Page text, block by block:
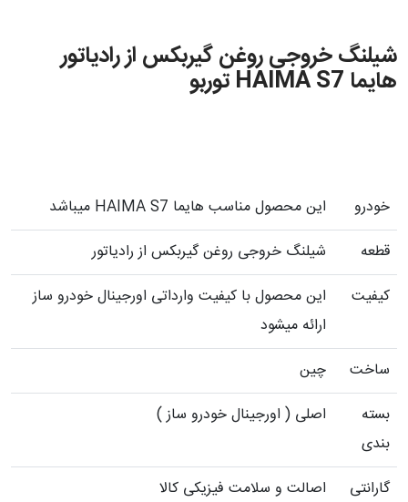
شیلنگ خروجی روغن گیربکس از رادیاتور
هایما HAIMA S7 توربو
خودرو
این محصول مناسب هایما HAIMA S7 میباشد
قطعه
شیلنگ خروجی روغن گیربکس از رادیاتور
کیفیت
این محصول با کیفیت وارداتی اورجینال خودرو ساز
ارائه میشود
ساخت
چین
بسته
بندی
اصلی ( اورجینال خودرو ساز )
گارانتی اصالت و سلامت فیزیکی کالا